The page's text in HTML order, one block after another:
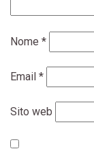
Nome *
Email *
Sito web